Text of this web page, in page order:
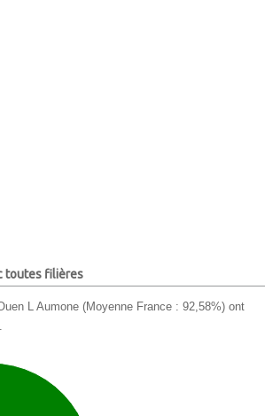
toutes filières
L Aumone (Moyenne France : 92,58%) ont